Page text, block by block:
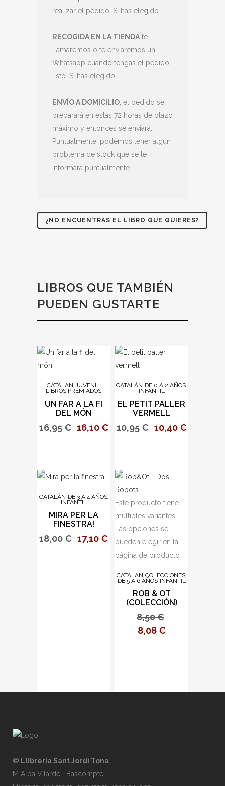
realizar el pedido. Si has elegido
RECOGIDA EN LA TIENDA te
llamaremos o te enviaremos un
Whatsapp cuando tengas el pedido
listo. Si has elegido
ENVÍO A DOMICILIO , el pedido se
preparará en estas 72 horas de plazo
máximo y entonces se enviará.
Puntualmente, podemos tener algún
problema de stock que se le
informará puntualmente.
¿NO ENCUENTRAS EL LIBRO QUE QUIERES?
LIBROS QUE TAMBIÉN
PUEDEN GUSTARTE
CATALÁN, JUVENIL,
LIBROS PREMIADOS
UN FAR A LA FI
DEL MÓN
16,95€ 16,10€
CATALÁN, DE 0 A 2 AÑOS,
INFANTIL
EL PETIT PALLER
VERMELL
10,95€ 10,40€
CATALÁN, DE 3 A 4 AÑOS,
INFANTIL
MIRA PER LA
FINESTRA!
18,00€ 17,10€
Este producto tiene
múltiples variantes.
Las opciones se
pueden elegir en la
página de producto
CATALÁN, COLECCIONES,
DE 5 A 6 AÑOS, INFANTIL
ROB & OT
(COLECCIÓN)
8,50€
8,08€
© Llibreria Sant Jordi Tona
M Alba Vilardell Bascompte